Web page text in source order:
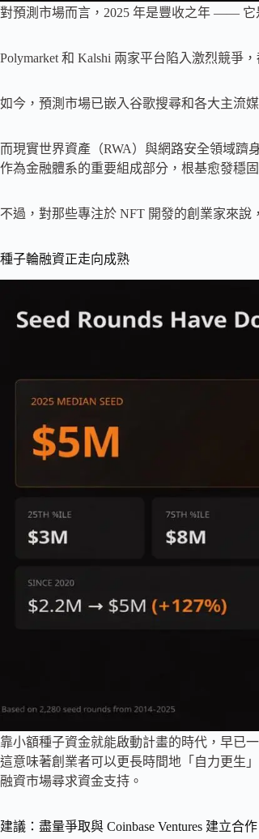
對預測市場而言，2025 年是豐收之年 —— 它
Polymarket 和 Kalshi 兩家平台陷入激烈競爭
如今，預測市場已嵌入谷歌搜尋和各大主流
而現實世界資產（RWA）與網路安全領域躋
作為金融體系的重要組成部分，根基愈發穩固
不過，對那些專注於 NFT 開發的創業家來說
種子輪融資正走向成熟
靠小額種子資金就能啟動計畫的時代，早已
這意味著創業者可以更長時間地「自力更生
融資市場尋求資金支持。
建議：盡量爭取與 Coinbase Ventures 建立合作